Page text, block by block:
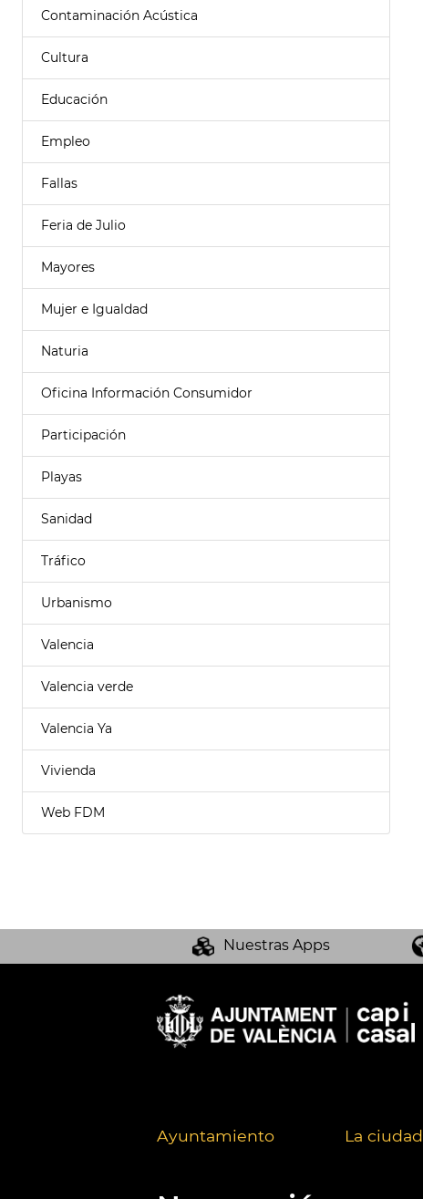
Contaminación Acústica
Cultura
Educación
Empleo
Fallas
Feria de Julio
Mayores
Mujer e Igualdad
Naturia
Oficina Información Consumidor
Participación
Playas
Sanidad
Tráfico
Urbanismo
Valencia
Valencia verde
Valencia Ya
Vivienda
Web FDM
Nuestras Apps
Ayuntamiento La ciudad